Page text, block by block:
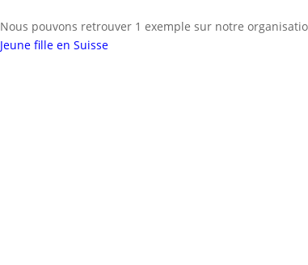
Nous pouvons retrouver 1 exemple sur notre
Jeune fille en Suisse